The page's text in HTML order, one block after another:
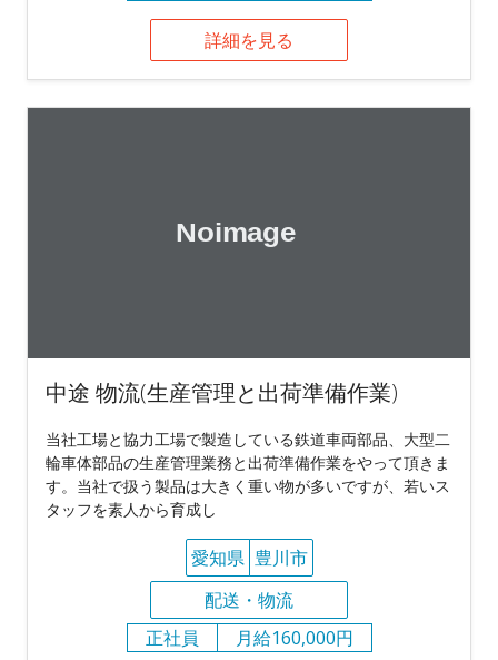
詳細を見る
中途 物流(生産管理と出荷準備作業)
当社工場と協力工場で製造している鉄道車両部品、大型二
輪車体部品の生産管理業務と出荷準備作業をやって頂きま
す。当社で扱う製品は大きく重い物が多いですが、若いス
タッフを素人から育成し
愛知県 豊川市
配送・物流
正社員
月給160,000円